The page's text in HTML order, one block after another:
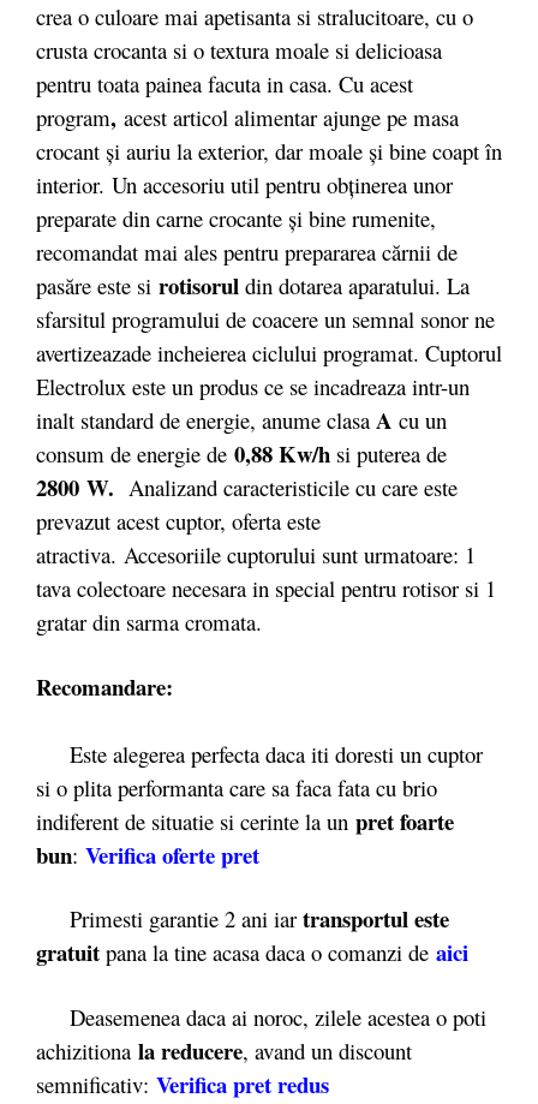
crea o culoare mai apetisanta si stralucitoare, cu o
crusta crocanta si o textura moale si delicioasa
pentru toata painea facuta in casa. Cu acest
program, acest articol alimentar ajunge pe masa
crocant şi auriu la exterior, dar moale şi bine coapt în
interior. Un accesoriu util pentru obţinerea unor
preparate din carne crocante şi bine rumenite,
recomandat mai ales pentru prepararea cărnii de
pasăre este si rotisorul din dotarea aparatului. La
sfarsitul programului de coacere un semnal sonor ne
avertizeazade incheierea ciclului programat. Cuptorul
Electrolux este un produs ce se incadreaza intr-un
inalt standard de energie, anume clasa A cu un
consum de energie de 0,88 Kw/h si puterea de
2800 W. Analizand caracteristicile cu care este
prevazut acest cuptor, oferta este
atractiva. Accesoriile cuptorului sunt urmatoare: 1
tava colectoare necesara in special pentru rotisor si 1
gratar din sarma cromata.
Recomandare:
Este alegerea perfecta daca iti doresti un cuptor
si o plita performanta care sa faca fata cu brio
indiferent de situatie si cerinte la un pret foarte
bun: Verifica oferte pret
Primesti garantie 2 ani iar transportul este
gratuit pana la tine acasa daca o comanzi de aici
Deasemenea daca ai noroc, zilele acestea o poti
achizitiona la reducere, avand un discount
semnificativ: Verifica pret redus